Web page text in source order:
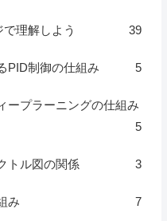
理解しよう 39
PID制御の仕組み 5
ープラーニングの仕組み
5
トル図の関係 3
み 7